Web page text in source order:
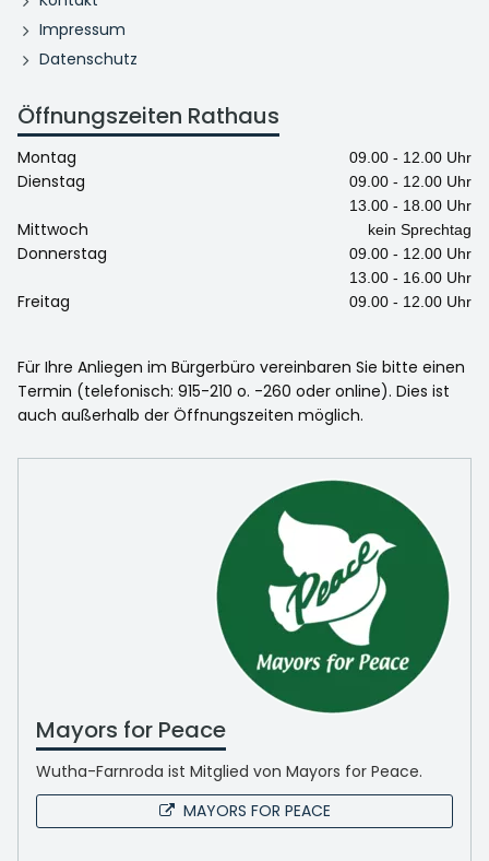
Impressum
Datenschutz
Öffnungszeiten Rathaus
Montag 09.00 - 12.00 Uhr
Dienstag
09.00 - 12.00 Uhr
13.00 - 18.00 Uhr
Mittwoch kein Sprechtag
Donnerstag
09.00 - 12.00 Uhr
13.00 - 16.00 Uhr
Freitag 09.00 - 12.00 Uhr
Für Ihre Anliegen im Bürgerbüro vereinbaren Sie bitte einen
Termin (telefonisch: 915-210 o. -260 oder online). Dies ist
auch außerhalb der Öffnungszeiten möglich.
Mayors for Peace
Wutha-Farnroda ist Mitglied von Mayors for Peace.
MAYORS FOR PEACE